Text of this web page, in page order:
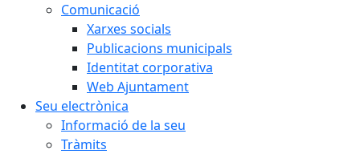
Comunicació
Xarxes socials
Publicacions municipals
Identitat corporativa
Web Ajuntament
Seu electrònica
Informació de la seu
Tràmits